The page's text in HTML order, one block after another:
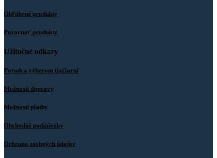
Obľúbené produkty
Porovnať produkty
Užitočné odkazy
Poradca výberom tlačiarní
Možnosti dopravy
Možnosti platby
Obchodné podmienky
Ochrana osobných údajov